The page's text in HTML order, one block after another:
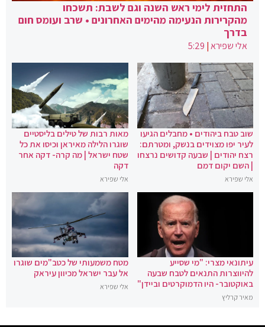
התחזית לימי ראש השנה וגם לשבת: תשכחו
מהקרירות הנעימה מהימים האחרונים • שרב ועומס חום
בדרך
אלי שפירא|
5:29
שוב טבח ביהודים • מחבלים הגיעו
לעיר יפו מצוידים בנשק, ומטרתם:
רצח יהודים | שבעה קדושים נרצחו
| השם יקום דמם
אלי שפירא
מאות רבות של טילים בליסטיים
שוגרו הלילה מאיראן וכיסו את כל
שטח ישראל | מה קרה- דקה אחר
דקה
אלי שפירא
עיתונאי מצרי: "מי שסייע
להיווצרות התנאים לטבח שבעה
באוקטובר- היו הדמוקרטים וביידן"
מאיר קרליץ
מטח משמעותי של כטב"מים שוגרו
אל עבר ישראל מכיוון עיראק
אלי שפירא